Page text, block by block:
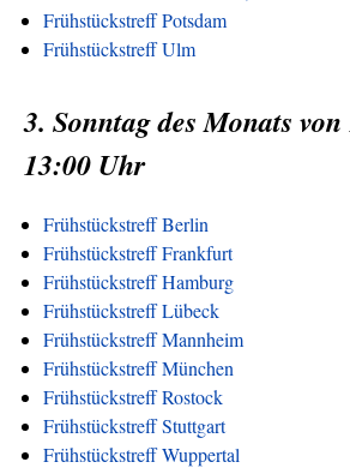
Frühstückstreff Potsdam
Frühstückstreff Ulm
3. Sonntag des Monats
13:00 Uhr
Frühstückstreff Berlin
Frühstückstreff Frankfurt
Frühstückstreff Hamburg
Frühstückstreff Lübeck
Frühstückstreff Mannheim
Frühstückstreff München
Frühstückstreff Rostock
Frühstückstreff Stuttgart
Frühstückstreff Wuppertal